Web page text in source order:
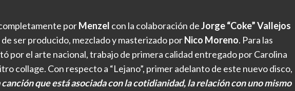
porMenzel con la colaboración deJorge “Coke” Vallejos
ser producido, mezclado y masterizado porNico Moreno. Para las
por el arte nacional, trabajo de primera calidad entregado por Carolina
collage. Con respecto a “Lejano”, primer adelanto de este nuevo disco,
canción que está asociada con la cotidianidad, la relación con uno mismo